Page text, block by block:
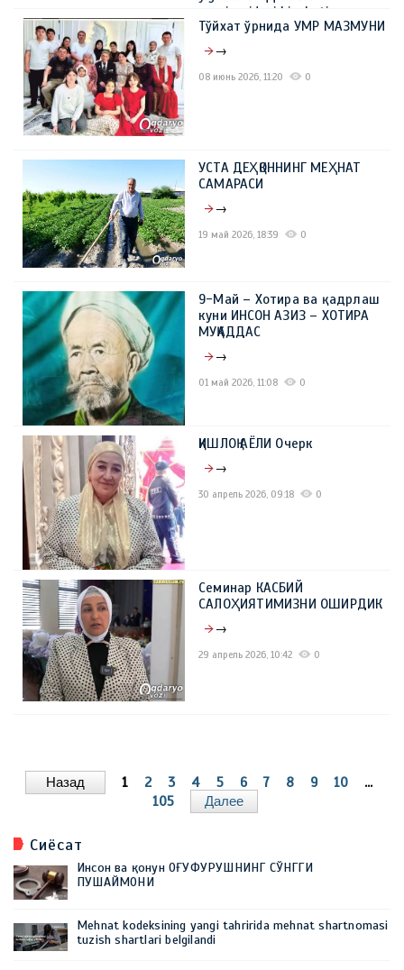
sessiyasidagi hisoboti
Тўйхат ўрнида УМР МАЗМУНИ
→
08 июнь 2026, 11:20 0
УСТА ДЕҲҚОННИНГ МЕҲНАТ
САМАРАСИ
→
19 май 2026, 18:39 0
9-Май – Хотира ва қадрлаш
куни ИНСОН АЗИЗ – ХОТИРА
МУҚАДДАС
→
01 май 2026, 11:08 0
ҚИШЛОҚ АЁЛИ Очерк
→
30 апрель 2026, 09:18 0
Семинар КАСБИЙ
САЛОҲИЯТИМИЗНИ ОШИРДИК
→
29 апрель 2026, 10:42 0
Назад 1 2 3 4 5 6 7 8 9 10
...
105
Далее
Сиёсат
Инсон ва қонун ОҒУФУРУШНИНГ СЎНГГИ
ПУШАЙМОНИ
Mehnat kodeksining yangi tahririda mehnat shartnomasi
tuzish shartlari belgilandi